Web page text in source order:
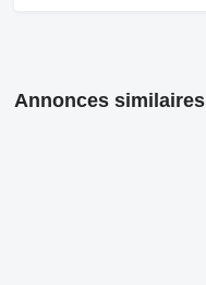
Annonces similaires